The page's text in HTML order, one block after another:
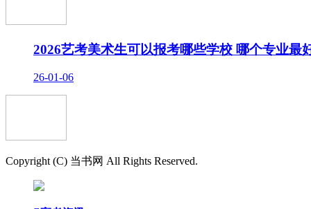
2026艺考美术生可以报考哪些学校 哪个专业最
26-01-06
Copyright (C) 当书网 All Rights Reserved.